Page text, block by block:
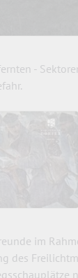
-
im
des